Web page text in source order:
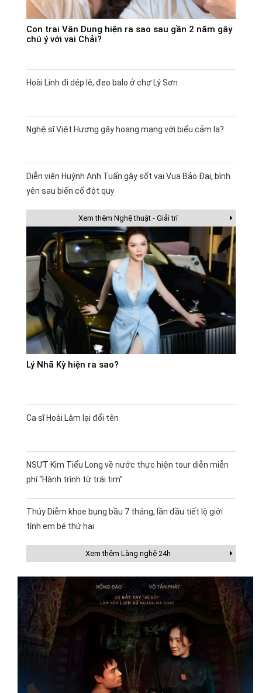
Con trai Vân Dung hiện ra sao sau gần 2 năm gây
chú ý với vai Chải?
Hoài Linh đi dép lê, đeo balo ở chợ Lý Sơn
Nghệ sĩ Việt Hương gây hoang mang với biểu cảm lạ?
Diễn viên Huỳnh Anh Tuấn gây sốt vai Vua Bảo Đại, bình
yên sau biến cố đột quỵ
Xem thêm Nghệ thuật - Giải trí
Lý Nhã Kỳ hiện ra sao?
Ca sĩ Hoài Lâm lại đổi tên
NSƯT Kim Tiểu Long về nước thực hiện tour diễn miễn
phí “Hành trình từ trái tim”
Thúy Diễm khoe bụng bầu 7 tháng, lần đầu tiết lộ giới
tính em bé thứ hai
Xem thêm Làng nghệ 24h